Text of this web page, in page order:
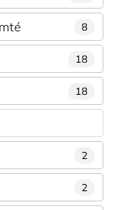
8
18
18
2
2